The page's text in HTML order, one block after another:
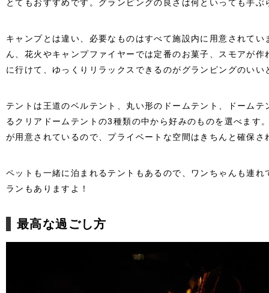
とてもおすすめです。グランピングの良さは何といっても手
キャンプとは違い、必要なものはすべて施設内に用意されて
ん、花火やキャンプファイヤーでは定番のお菓子、スモアが
に行けて、ゆっくりリラックスできるのがグランピングのいい
テントは王道のベルテント、丸い形のドームテント、ドーム
るクリアドームテントの3種類の中から好みのものを選べます
が用意されているので、プライベートな空間はきちんと確保さ
ペットも一緒に泊まれるテントもあるので、ワンちゃんも連れ
ランもありますよ！
最高な過ごし方